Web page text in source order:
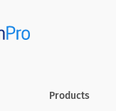
Products